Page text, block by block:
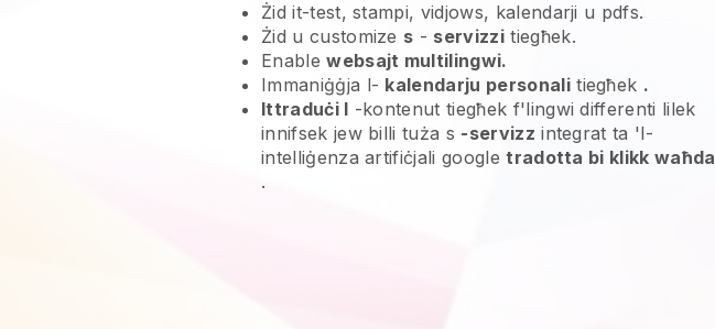
Żid it-test, stampi, vidjows, kalendarji u pdfs.
Żid u customize s - servizzitiegħek.
Enablewebsajt multilingwi.
Immaniġġja l- kalendarju personalitiegħek .
Ittraduċi l -kontenut tiegħek f'lingwi differenti lilek
innifsek jew billi tuża s -servizz integrat ta 'l-
intelliġenza artifiċjali googletradotta bi klikk waħda
.